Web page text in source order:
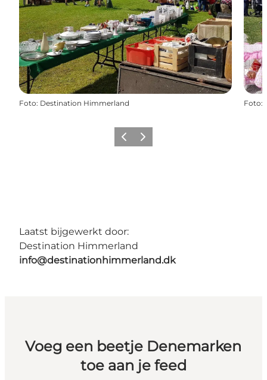
Foto: Destination Himmerland Foto:
Vorige Volgende
Laatst bijgewerkt door:
Destination Himmerland
info@destinationhimmerland.dk
Voeg een beetje Denemarken
toe aan je feed